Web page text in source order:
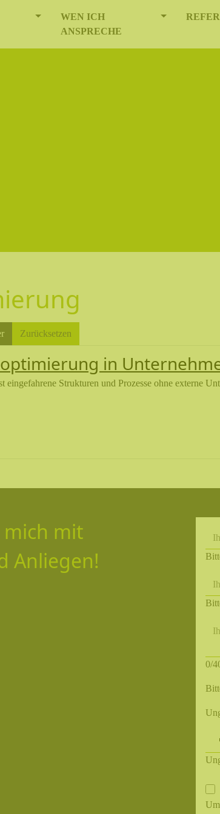
MOD_MENU_DROPDOWN
WEN ICH
ANSPRECHE
Zurücksetzen
in
eingefahrene Strukturen und Prozesse ohne externe
mich mit
Anliegen!
0/